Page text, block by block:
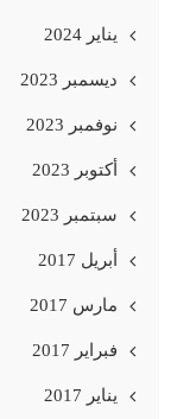
يناير 2024
ديسمبر 2023
نوفمبر 2023
أكتوبر 2023
سبتمبر 2023
أبريل 2017
مارس 2017
فبراير 2017
يناير 2017